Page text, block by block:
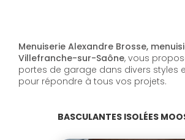
Menuiserie Alexandre Brosse,
Villefranche-sur-Saône, vous
portes de garage dans divers styles
pour répondre à tous vos projets.
BASCULANTES ISOLÉES